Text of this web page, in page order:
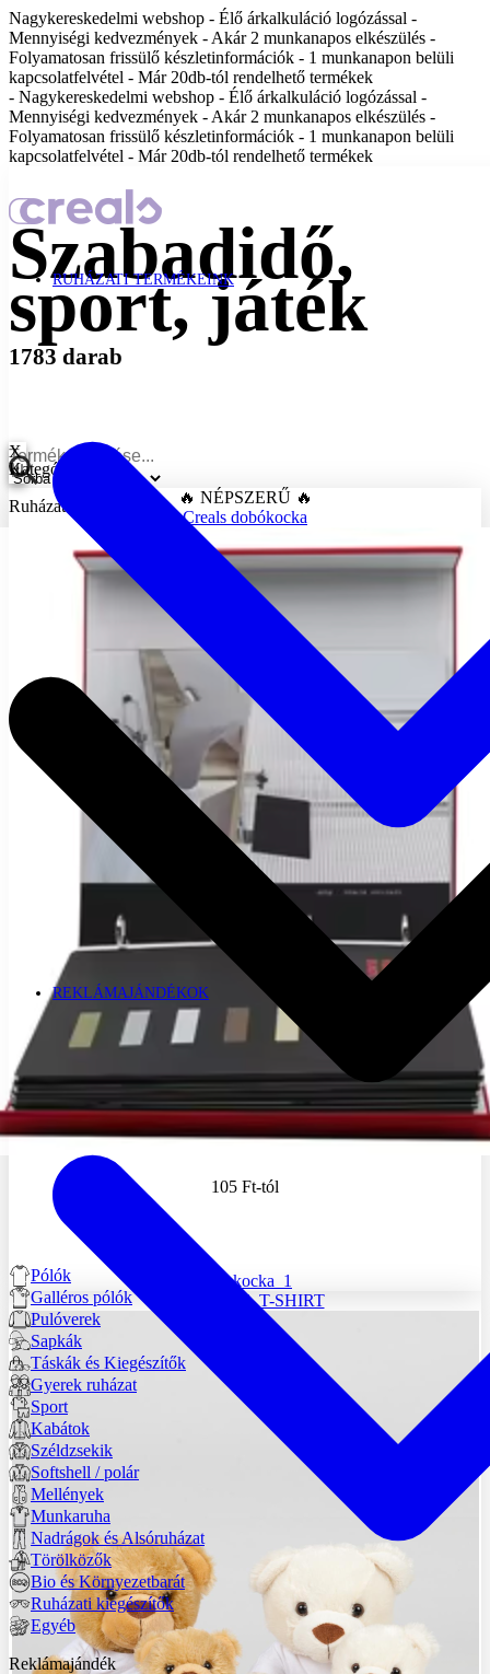
Nagykereskedelmi webshop - Élő árkalkuláció logózással -
Mennyiségi kedvezmények - Akár 2 munkanapos elkészülés -
Folyamatosan frissülő készletinformációk - 1 munkanapon belüli
kapcsolatfelvétel - Már 20db-tól rendelhető termékek
- Nagykereskedelmi webshop - Élő árkalkuláció logózással -
Mennyiségi kedvezmények - Akár 2 munkanapos elkészülés -
Folyamatosan frissülő készletinformációk - 1 munkanapon belüli
kapcsolatfelvétel - Már 20db-tól rendelhető termékek
RUHÁZATI TERMÉKEINK
REKLÁMAJÁNDÉKOK
Szabadidő,
sport, játék
1783 darab
X
Kategóriák
Ruházat
Pólók
Galléros pólók
Pulóverek
Sapkák
Táskák és Kiegészítők
Gyerek ruházat
Sport
Kabátok
Széldzsekik
Softshell / polár
Mellények
Munkaruha
Nadrágok és Alsóruházat
Törölközők
Bio és Környezetbarát
Ruházati kiegészítők
Egyéb
Reklámajándék
🔥 NÉPSZERŰ 🔥
Creals dobókocka
105 Ft-tól
dobokocka_1
BEAR IN A T-SHIRT